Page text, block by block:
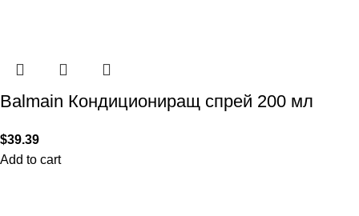
Balmain Кондициониращ спрей 200 мл
$39.39
Add to cart